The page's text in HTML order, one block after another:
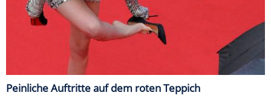
Peinliche Auftritte auf dem roten Teppich